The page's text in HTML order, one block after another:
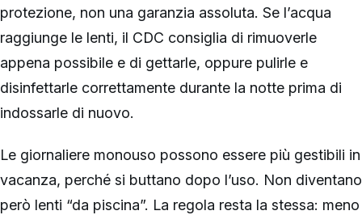
protezione, non una garanzia assoluta. Se l’acqua
raggiunge le lenti, il CDC consiglia di rimuoverle
appena possibile e di gettarle, oppure pulirle e
disinfettarle correttamente durante la notte prima di
indossarle di nuovo.
Le giornaliere monouso possono essere più gestibili in
vacanza, perché si buttano dopo l’uso. Non diventano
però lenti “da piscina”. La regola resta la stessa: meno